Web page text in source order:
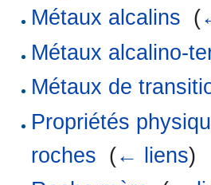
Métaux alcalins (
Métaux alcalino-
Métaux de
Propriétés
roches (← liens)